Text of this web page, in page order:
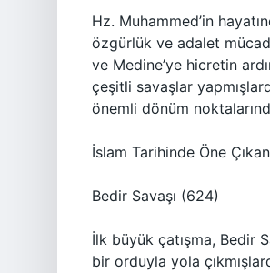
Hz. Muhammed’in
özgürlük ve adalet
ve Medine’ye hicretin
çeşitli savaşlar
önemli dönüm
İslam Tarihinde Öne
Bedir Savaşı (624)
İlk büyük çatışma, Bedir
bir orduyla yola